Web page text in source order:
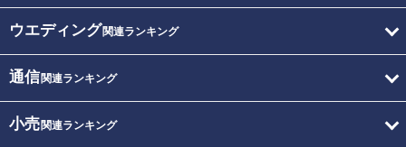
ウエディング関連ランキング
通信関連ランキング
小売関連ランキング